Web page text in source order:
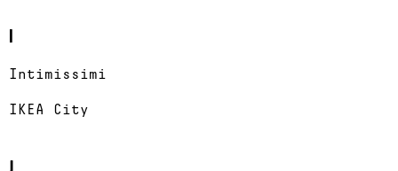
I
Intimissimi
IKEA City